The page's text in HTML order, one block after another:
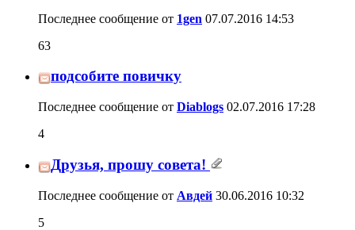
Последнее сообщение от 1gen 07.07.2016 14:53
63
подсобите повичку
Последнее сообщение от Diablogs 02.07.2016 17:28
4
Друзья, прошу совета!
Последнее сообщение от Авдей 30.06.2016 10:32
5